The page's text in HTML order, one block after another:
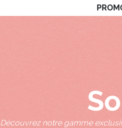
Découvrez notre gamme